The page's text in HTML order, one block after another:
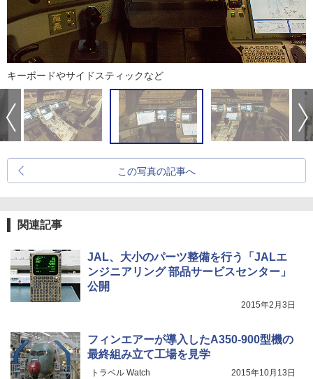
キーボードやサイドスティックなど
この写真の記事へ
関連記事
JAL、大小のパーツ整備を行う「JALエ
ンジニアリング 部品サービスセンター」
公開
2015年2月3日
フィンエアーが導入したA350-900型機の
最終組み立て工場を見学
トラベル Watch 2015年10月13日